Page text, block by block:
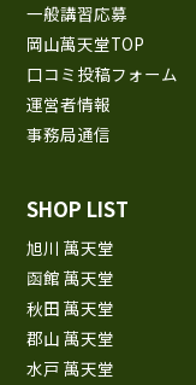
一般講習応募
岡山萬天堂TOP
口コミ投稿フォーム
運営者情報
事務局通信
SHOP LIST
旭川 萬天堂
函館 萬天堂
秋田 萬天堂
郡山 萬天堂
水戸 萬天堂